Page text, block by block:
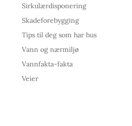
Sirkulærdisponering
Skadeforebygging
Tips til deg som har hus
Vann og nærmiljø
Vannfakta-fakta
Veier